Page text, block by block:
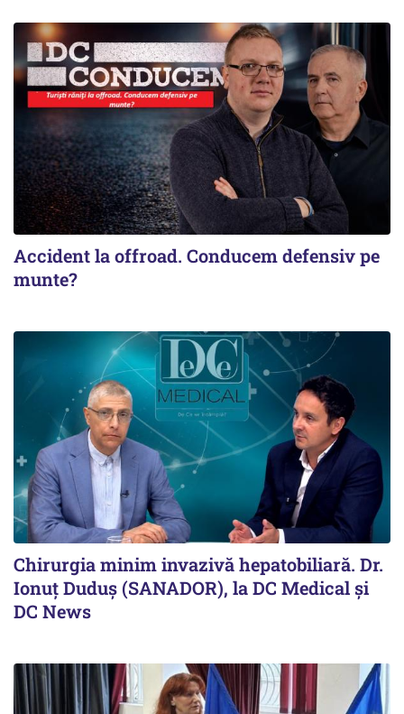
Accident la offroad. Conducem defensiv pe
munte?
Chirurgia minim invazivă hepatobiliară. Dr.
Ionuț Duduș (SANADOR), la DC Medical și
DC News